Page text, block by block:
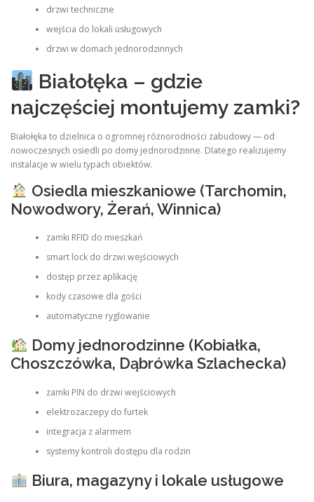
drzwi techniczne
wejścia do lokali usługowych
drzwi w domach jednorodzinnych
Białołęka – gdzie
najczęściej montujemy zamki?
Białołęka to dzielnica o ogromnej różnorodności zabudowy — od
nowoczesnych osiedli po domy jednorodzinne. Dlatego realizujemy
instalacje w wielu typach obiektów.
Osiedla mieszkaniowe (Tarchomin,
Nowodwory, Żerań, Winnica)
zamki RFID do mieszkań
smart lock do drzwi wejściowych
dostęp przez aplikację
kody czasowe dla gości
automatyczne ryglowanie
Domy jednorodzinne (Kobiałka,
Choszczówka, Dąbrówka Szlachecka)
zamki PIN do drzwi wejściowych
elektrozaczepy do furtek
integracja z alarmem
systemy kontroli dostępu dla rodzin
Biura, magazyny i lokale usługowe